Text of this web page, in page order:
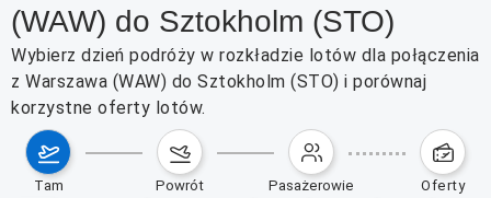
(WAW) do Sztokholm (STO)
Wybierz dzień podróży w rozkładzie lotów dla połączenia
z Warszawa (WAW) do Sztokholm (STO) i porównaj
korzystne oferty lotów.
tam powrót pasażerowie oferty